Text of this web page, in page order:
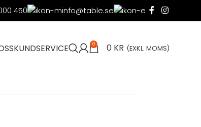
450 info@table.se
KUNDSERVICE 0 0 KR (EXKL. MOMS)